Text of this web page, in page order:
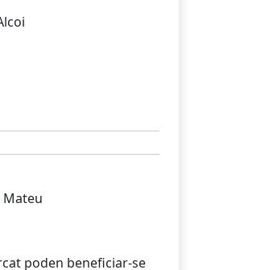
poden beneficiar-se